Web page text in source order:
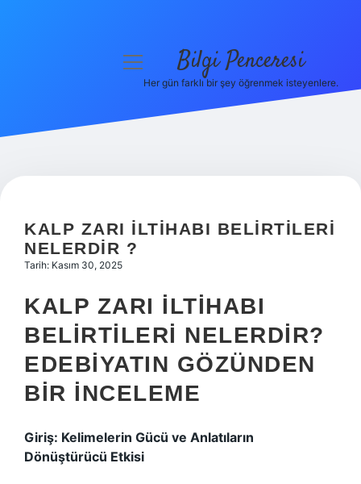
Hakkımızda
menüyü
Bilgi Penceresi
Her gün farklı bir şey öğrenmek isteyenlere.
KALP ZARI ILTIHABI BELIRTILERI
NELERDIR ?
Tarih: Kasım 30, 2025
KALP ZARI İLTIHABI
BELIRTILERI NELERDIR?
EDEBIYATIN GÖZÜNDEN
BIR İNCELEME
Giriş: Kelimelerin Gücü ve Anlatıların
Dönüştürücü Etkisi